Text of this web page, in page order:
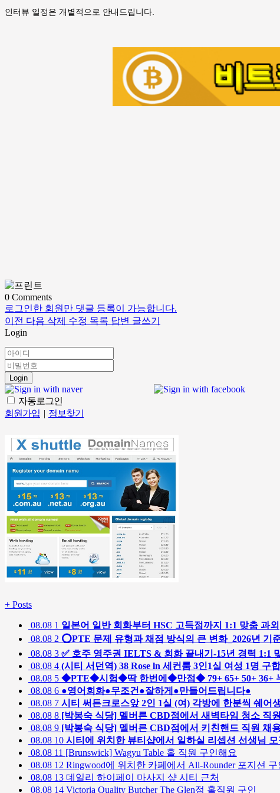
인터뷰 일정은 개별적으로 안내드립니다.
0 Comments
로그인한 회원만 댓글 등록이 가능합니다.
이전 다음 삭제 수정 목록 답변 글쓰기
Login
Login
자동로그인
회원가입 | 정보찾기
+ Posts
08.08 1 일본어 일반 회화부터 HSC 고득점까지 1:1 맞춤 과외
08.08 2 ⭕️PTE 문제 유형과 채점 방식의 큰 변화_2026년 기
08.08 3 ✅ 호주 영주권 IELTS & 회화 끝내기-15년 경력 1:1
08.08 4 (시티 서던역) 38 Rose ln 세컨룸 3인1실 여성 1명 구
08.08 5 ◆PTE◆시험◆딱 한번에◆만점◆ 79+ 65+ 50+ 36+
08.08 6 ●영어회화●무조건●잘하게●만들어드립니다●
08.08 7 시티 써든크로스앞 2인 1실 (여) 각방에 한분씩 쉐어
08.08 8 [박봉숙 식당] 멜버른 CBD점에서 새벽타임 청소 직
08.08 9 [박봉숙 식당] 멜버른 CBD점에서 키친핸드 직원 채
08.08 10 시티에 위치한 뷰티샵에서 일하실 리셉션 선생님
08.08 11 [Brunswick] Wagyu Table 홀 직원 구인해요
08.08 12 Ringwood에 위치한 카페에서 All-Rounder 포지션 구
08.08 13 데일리 하이페이 마사지 샾 시티 근처
08.08 14 Victoria Quality Butcher The Glen점 홀직원 구인